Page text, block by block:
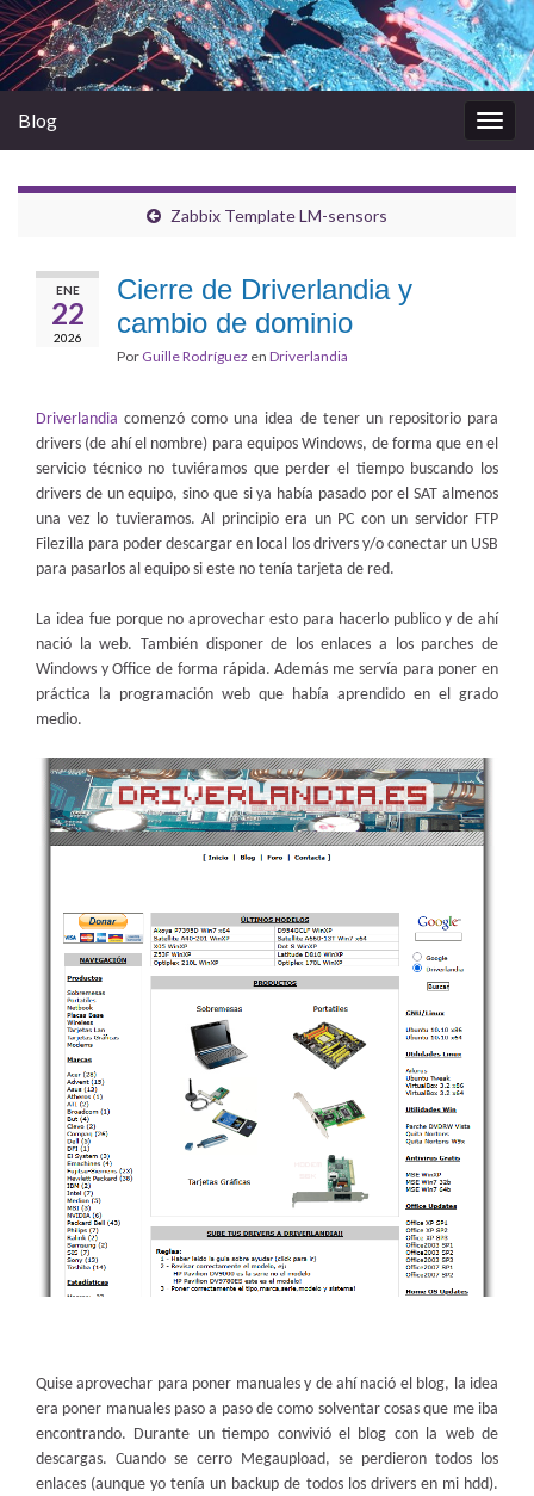
la
Blog
Zabbix Template LM-sensors
ENE
22
2026
Cierre de Driverlandia y
cambio de dominio
Por Guille Rodríguez en Driverlandia
Driverlandia comenzó como una idea de tener un repositorio para
drivers (de ahí el nombre) para equipos Windows, de forma que en el
servicio técnico no tuviéramos que perder el tiempo buscando los
drivers de un equipo, sino que si ya había pasado por el SAT almenos
una vez lo tuvieramos. Al principio era un PC con un servidor FTP
Filezilla para poder descargar en local los drivers y/o conectar un USB
para pasarlos al equipo si este no tenía tarjeta de red.
La idea fue porque no aprovechar esto para hacerlo publico y de ahí
nació la web. También disponer de los enlaces a los parches de
Windows y Office de forma rápida. Además me servía para poner en
práctica la programación web que había aprendido en el grado
medio.
Quise aprovechar para poner manuales y de ahí nació el blog, la idea
era poner manuales paso a paso de como solventar cosas que me iba
encontrando. Durante un tiempo convivió el blog con la web de
descargas. Cuando se cerro Megaupload, se perdieron todos los
enlaces (aunque yo tenía un backup de todos los drivers en mi hdd).